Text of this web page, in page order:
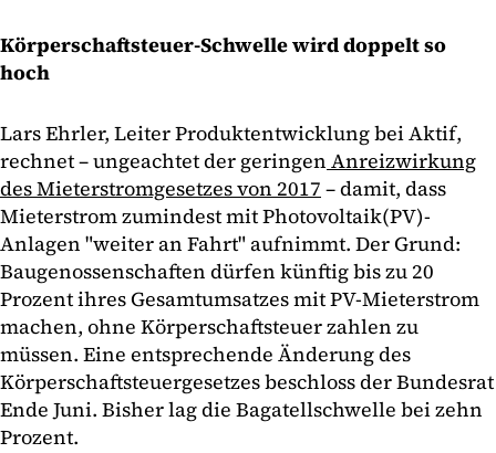
Körperschaftsteuer-Schwelle wird doppelt so
hoch
Lars Ehrler, Leiter Produktentwicklung bei Aktif,
rechnet – ungeachtet der geringen Anreizwirkung
des Mieterstromgesetzes von 2017 – damit, dass
Mieterstrom zumindest mit Photovoltaik(PV)-
Anlagen "weiter an Fahrt" aufnimmt. Der Grund:
Baugenossenschaften dürfen künftig bis zu 20
Prozent ihres Gesamtumsatzes mit PV-Mieterstrom
machen, ohne Körperschaftsteuer zahlen zu
müssen. Eine entsprechende Änderung des
Körperschaftsteuergesetzes beschloss der Bundesrat
Ende Juni. Bisher lag die Bagatellschwelle bei zehn
Prozent.